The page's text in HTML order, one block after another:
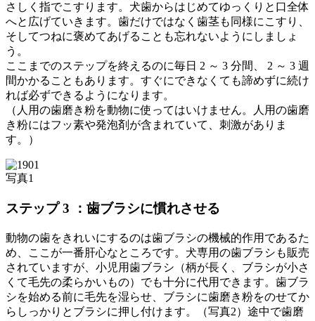
さしく指でこすります。犬歯からはじめてゆっくりと口全体
へと広げていきます。歯だけではなく歯茎も同様にこすり、
そしてつねに褒めてあげることも忘れないようにしましょ
う。
ここまでのステップを終えるのに毎日 2 ～ 3 分間、 2 ～ 3 週
間かかることもあります。すぐにできなくても諦めずに続け
れば必ずできるようになります。
（人用の歯磨き粉を動物に使ってはいけません。人用の歯磨
き粉にはフッ素や発泡剤が含まれていて、刺激がありま
す。）
写真1
ステップ 3 ：歯ブラシに慣れさせる
動物の歯をきれいにするのは歯ブラシの機械的作用であるた
め、ここが一番肝心なところです。犬専用の歯ブラシも販売
されていますが、小児用歯ブラシ（柄が長く、ブラシが小さ
くて毛先の柔らかいもの）でも十分に代用できます。歯ブラ
シを始める前に毛先を湿らせ、ブラシに歯磨き粉をのせてか
らしっかりとブラシに押し付けます。（写真2）途中で歯磨